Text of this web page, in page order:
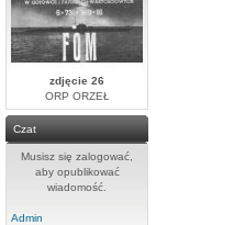
zdjęcie 26
ORP ORZEŁ
Czat
Musisz się zalogować,
aby opublikować
wiadomość.
Admin